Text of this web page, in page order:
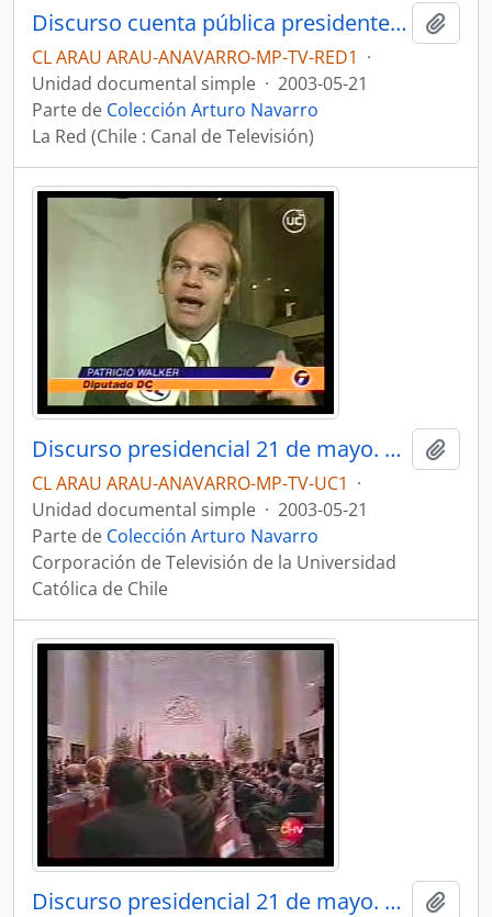
Discurso cuenta pública presidente Ricardo Lagos. Noticiario Telediario
CL ARAU ARAU-ANAVARRO-MP-TV-RED1 ·
Unidad documental simple · 2003-05-21
Parte de Colección Arturo Navarro
La Red (Chile : Canal de Televisión)
Discurso presidencial 21 de mayo. Noticiario central
CL ARAU ARAU-ANAVARRO-MP-TV-UC1 ·
Unidad documental simple · 2003-05-21
Parte de Colección Arturo Navarro
Corporación de Televisión de la Universidad
Católica de Chile
Discurso presidencial 21 de mayo. Noticiario central